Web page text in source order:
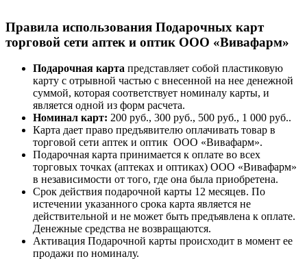
Правила использования Подарочных карт
торговой сети аптек и оптик ООО «Вивафарм»
Подарочная карта представляет собой пластиковую
карту с отрывной частью с внесенной на нее денежной
суммой, которая соответствует номиналу карты, и
является одной из форм расчета.
Номинал карт: 200 руб., 300 руб., 500 руб., 1 000 руб..
Карта дает право предъявителю оплачивать товар в
торговой сети аптек и оптик ООО «Вивафарм».
Подарочная карта принимается к оплате во всех
торговых точках (аптеках и оптиках) ООО «Вивафарм»
в независимости от того, где она была приобретена.
Срок действия подарочной карты 12 месяцев. По
истечении указанного срока карта является не
действительной и не может быть предъявлена к оплате.
Денежные средства не возвращаются.
Активация Подарочной карты происходит в момент ее
продажи по номиналу.